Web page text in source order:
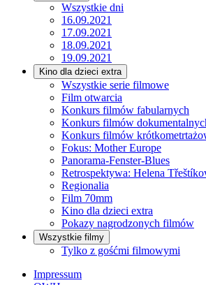
Wszystkie dni
16.09.2021
17.09.2021
18.09.2021
19.09.2021
Kino dla dzieci extra
Wszystkie serie filmowe
Film otwarcia
Konkurs filmów fabularnych
Konkurs filmów
Konkurs filmów
Fokus: Mother Europe
Panorama-Fenster-Blues
Retrospektywa: Helena
Regionalia
Film 70mm
Kino dla dzieci extra
Pokazy nagrodzonych filmów
Wszystkie filmy
Tylko z gośćmi filmowymi
Impressum